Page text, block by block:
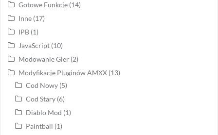
Gotowe Funkcje (14)
Inne (17)
IPB (1)
JavaScript (10)
Modowanie Gier (2)
Modyfikacje Pluginów AMXX (13)
Cod Nowy (5)
Cod Stary (6)
Diablo Mod (1)
Paintball (1)